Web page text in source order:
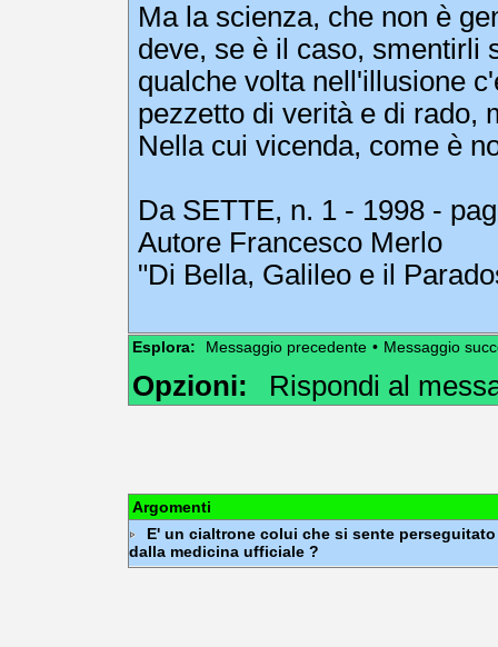
Ma la scienza, che non è
deve, se è il caso, smentirli
qualche volta nell'illusione
pezzetto di verità e di rado,
Nella cui vicenda, come è
Da SETTE, n. 1 - 1998 -
Autore Francesco Merlo
"Di Bella, Galileo e il
Esplora: Messaggio precedente • Messaggio
Opzioni: Rispondi al
Argomenti
E' un cialtrone colui che si sente perseguitato
dalla medicina ufficiale ?